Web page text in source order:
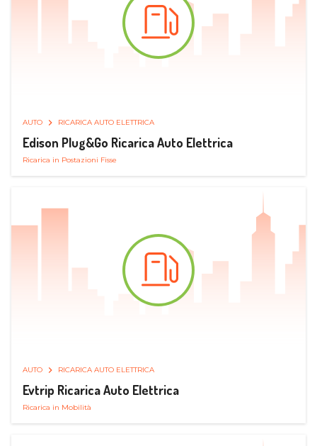
AUTO RICARICA AUTO ELETTRICA
Edison Plug&Go Ricarica Auto Elettrica
Ricarica in Postazioni Fisse
AUTO RICARICA AUTO ELETTRICA
Evtrip Ricarica Auto Elettrica
Ricarica in Mobilità